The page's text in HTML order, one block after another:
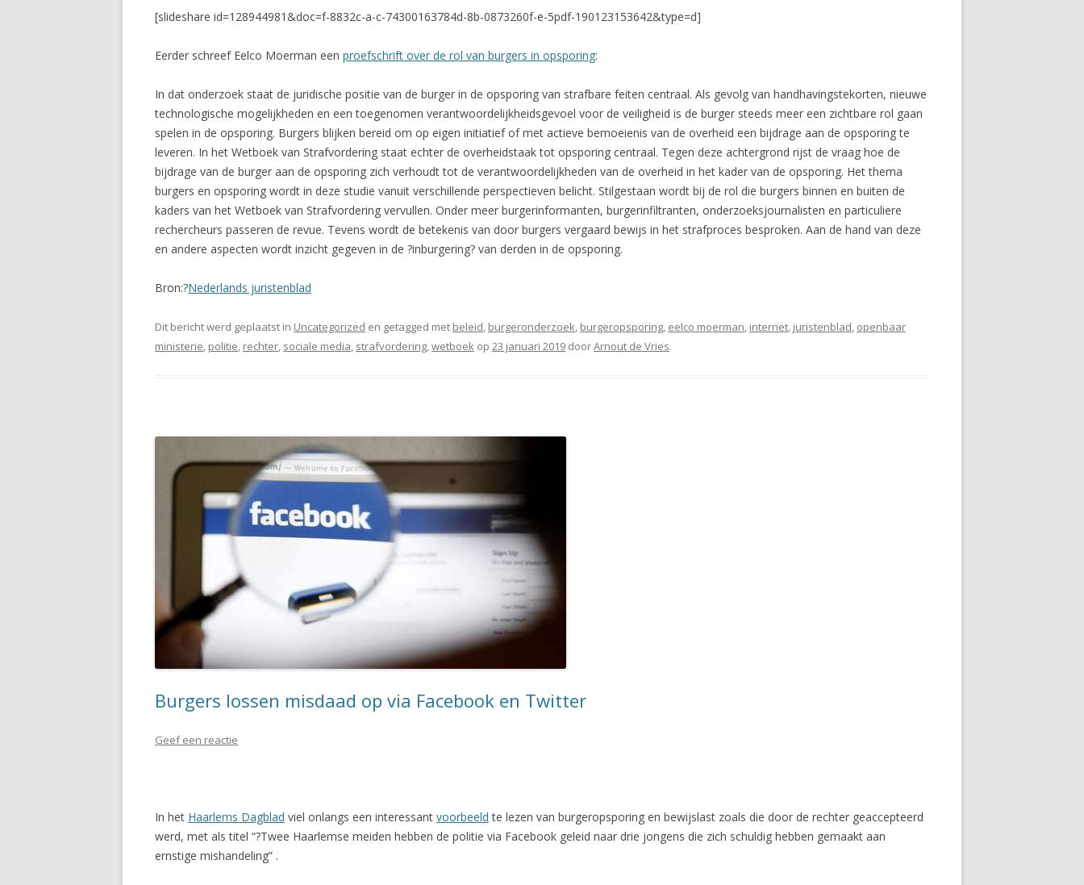
[slideshare id=128944981&doc=f-8832c-a-c-74300163784d-8b-0873260f-e-5pdf-190123153642&type=d]
Eerder schreef Eelco Moerman een proefschrift over de rol van burgers in opsporing:
In dat onderzoek staat de juridische positie van de burger in de opsporing van strafbare feiten centraal. Als gevolg van handhavingstekorten, nieuwe
technologische mogelijkheden en een toegenomen verantwoordelijkheidsgevoel voor de veiligheid is de burger steeds meer een zichtbare rol gaan
spelen in de opsporing. Burgers blijken bereid om op eigen initiatief of met actieve bemoeienis van de overheid een bijdrage aan de opsporing te
leveren. In het Wetboek van Strafvordering staat echter de overheidstaak tot opsporing centraal. Tegen deze achtergrond rijst de vraag hoe de
bijdrage van de burger aan de opsporing zich verhoudt tot de verantwoordelijkheden van de overheid in het kader van de opsporing. Het thema
burgers en opsporing wordt in deze studie vanuit verschillende perspectieven belicht. Stilgestaan wordt bij de rol die burgers binnen en buiten de
kaders van het Wetboek van Strafvordering vervullen. Onder meer burgerinformanten, burgerinfiltranten, onderzoeksjournalisten en particuliere
rechercheurs passeren de revue. Tevens wordt de betekenis van door burgers vergaard bewijs in het strafproces besproken. Aan de hand van deze
en andere aspecten wordt inzicht gegeven in de ?inburgering? van derden in de opsporing.
Bron:?Nederlands juristenblad
Dit bericht werd geplaatst in Uncategorized en getagged met beleid, burgeronderzoek, burgeropsporing, eelco moerman, internet, juristenblad, openbaar
ministerie, politie, rechter, sociale media, strafvordering,wetboek op 23 januari 2019 doorArnout de Vries.
Burgers lossen misdaad op via Facebook en Twitter
Geef een reactie
In het Haarlems Dagblad viel onlangs een interessant voorbeeld te lezen van burgeropsporing en bewijslast zoals die door de rechter geaccepteerd
werd, met als titel “?Twee Haarlemse meiden hebben de politie via Facebook geleid naar drie jongens die zich schuldig hebben gemaakt aan
ernstige mishandeling” .